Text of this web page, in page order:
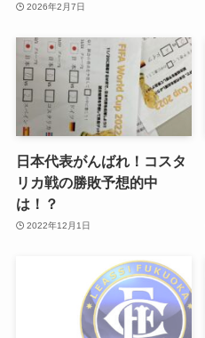
2026年2月7日
日本代表がんばれ！コスタ
リカ戦の勝敗予想的中
は！？
2022年12月1日